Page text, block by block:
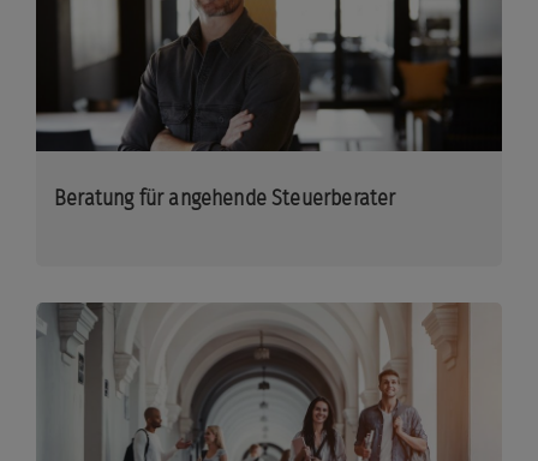
Beratung für angehende Steuerberater